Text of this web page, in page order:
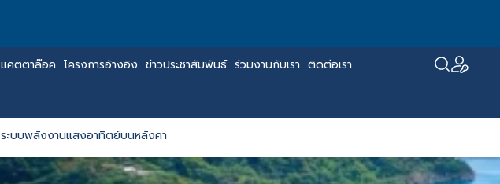
แคตตาล๊อค โครงการอ้างอิง ข่าวประชาสัมพันธ์ ร่วมงานกับเรา ติดต่อเรา
ระบบพลังงานแสงอาทิตย์บนหลังคา